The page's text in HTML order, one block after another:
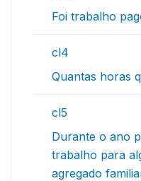
Foi trabalho
cl4
Quantas horas
cl5
Durante o ano
trabalho para
agregado